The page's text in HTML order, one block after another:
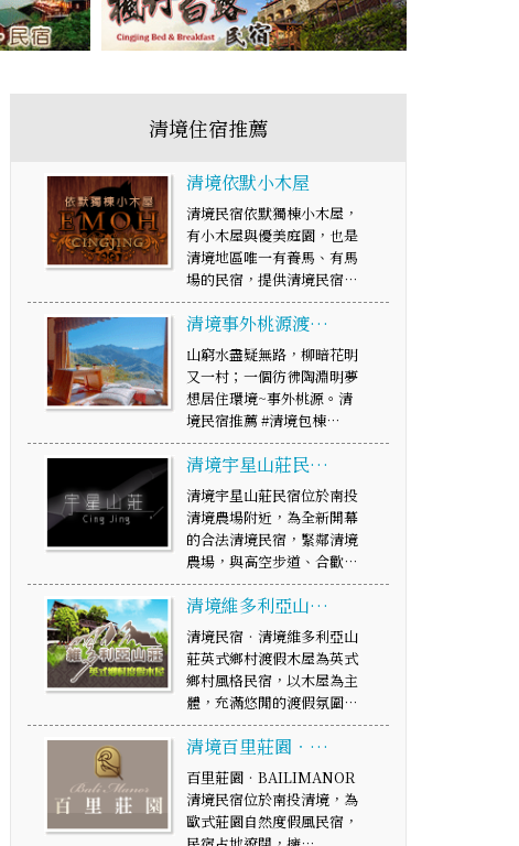
清境住宿推薦
清境依默小木屋
清境民宿依默獨棟小木屋，
有小木屋與優美庭園，也是
清境地區唯一有養馬、有馬
場的民宿，提供清境民宿…
清境事外桃源渡…
山窮水盡疑無路，柳暗花明
又一村；一個彷彿陶淵明夢
想居住環境~事外桃源。清
境民宿推薦 #清境包棟…
清境宇星山莊民…
清境宇星山莊民宿位於南投
清境農場附近，為全新開幕
的合法清境民宿，緊鄰清境
農場，與高空步道、合歡…
清境維多利亞山…
清境民宿‧清境維多利亞山
莊英式鄉村渡假木屋為英式
鄉村風格民宿，以木屋為主
體，充滿悠閒的渡假氛圍…
清境百里莊園‧…
百里莊園‧BAILIMANOR
清境民宿位於南投清境，為
歐式莊園自然度假風民宿，